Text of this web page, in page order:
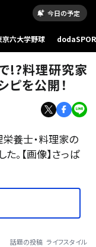
今日の予定
京六大学野球
!?料理研究家
ピを公開！
栄養士・料理家の
。【画像】さっぱ
話題の投稿 ライフスタイル